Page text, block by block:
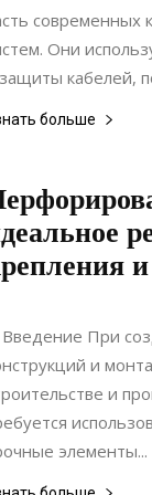
современных
Они
кабелей,
больше
20.06.2022
Введение При
и
и
элементы...